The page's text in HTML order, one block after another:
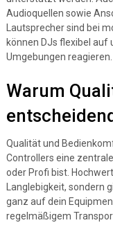
Audioquellen sowie
Lautsprecher sind bei
können DJs flexibel
Umgebungen reagieren.
Warum
Qualität und
Controllers eine
oder Profi bist.
Langlebigkeit, sondern
ganz auf dein
regelmäßigem